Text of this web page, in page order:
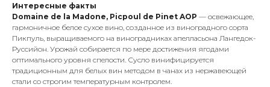
Интересные факты
Domaine de la Madone, Picpoul de Pinet AOP — освежающее,
гармоничное белое сухое вино, созданное из виноградного сорта
Пикпуль, выращиваемого на виноградниках апелласьона Лангедок-
Руссийон. Урожай собирается по мере достижения ягодами
оптимального уровня спелости. Сусло винифицируется
традиционным для белых вин методом в чанах из нержавеющей
стали со строгим температурным контролем.